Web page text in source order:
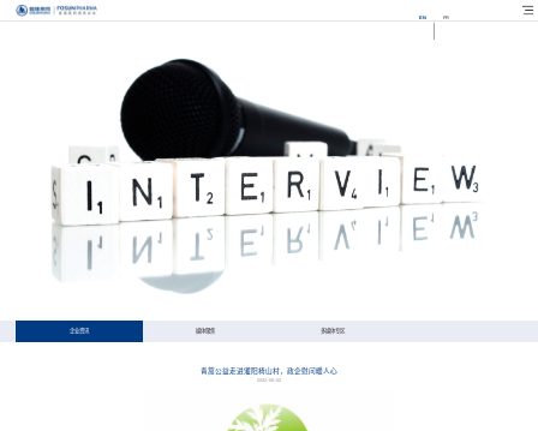
EN FR
企业资讯 媒体聚焦 多媒体专区
青蒿公益走进灌阳椅山村，政企慰问暖人心
2022-06-02